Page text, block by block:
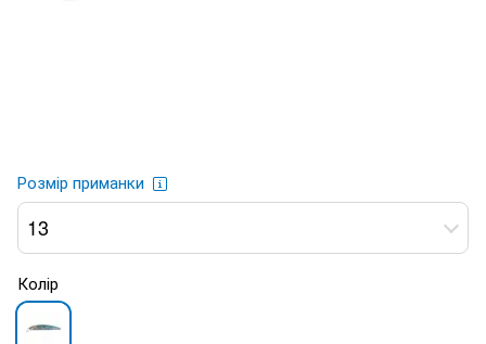
Розмір приманки
13
Колір